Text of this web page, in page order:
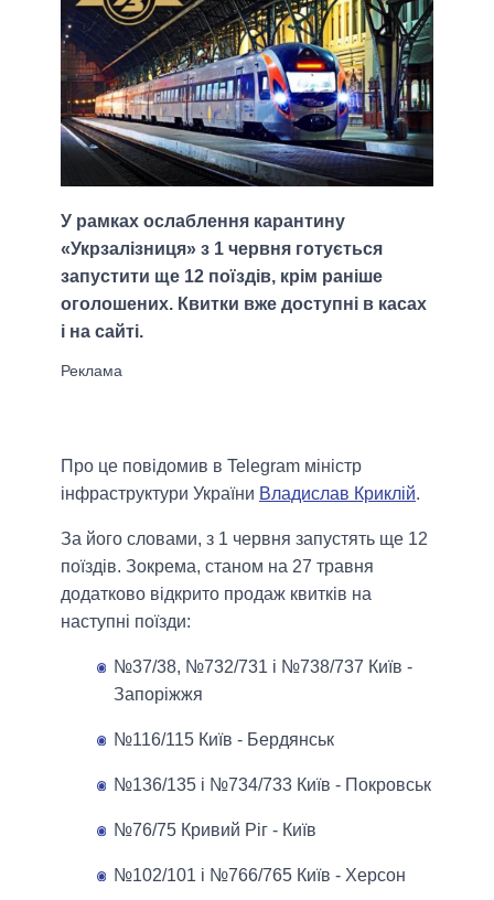
У рамках ослаблення карантину
«Укрзалізниця» з 1 червня готується
запустити ще 12 поїздів, крім раніше
оголошених. Квитки вже доступні в касах
і на сайті.
Про це повідомив в Telegram міністр
інфраструктури України Владислав Криклій.
За його словами, з 1 червня запустять ще 12
поїздів. Зокрема, станом на 27 травня
додатково відкрито продаж квитків на
наступні поїзди:
№37/38, №732/731 і №738/737 Київ -
Запоріжжя
№116/115 Київ - Бердянськ
№136/135 і №734/733 Київ - Покровськ
№76/75 Кривий Ріг - Київ
№102/101 і №766/765 Київ - Херсон